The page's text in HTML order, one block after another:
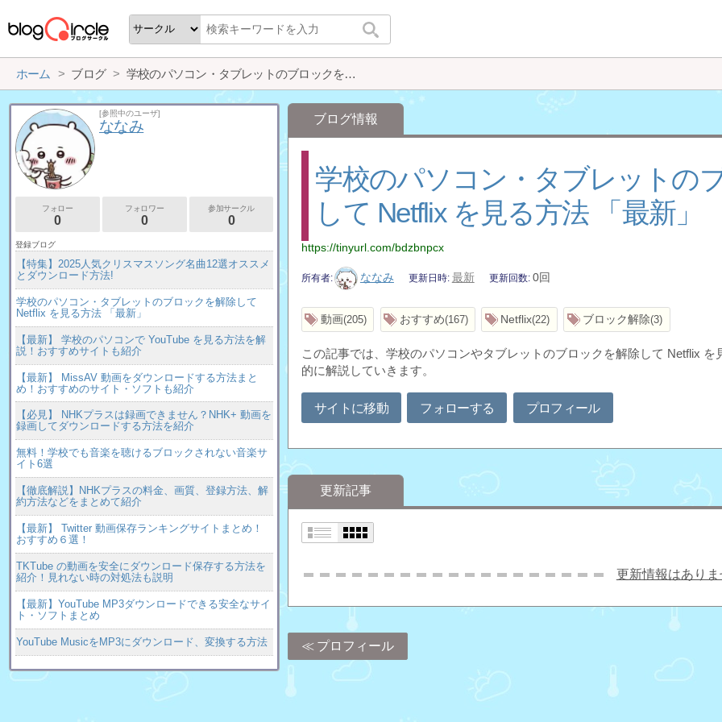
ホーム ブログ 学校のパソコン・タブレットのブロックを解除して Netflix を見る方法 「最新」
ブログ情報
学校のパソコン・タブレットの
して Netflix を見る方法 「最新」
https://tinyurl.com/bdzbnpcx
所有者 ななみ 更新日時 最新 更新回数 0回
動画 205 おすすめ 167 Netflix 22 ブロック解除 3
この記事では、学校のパソコンやタブレットのブロックを解除して Netflix
的に解説していきます。
サイトに移動 フォローする プロフィール
更新記事
更新情報はあり
プロフィール
[参照中のユーザ]
ななみ
フォロー
0
フォロワー
0
参加サークル
0
登録ブログ
【特集】2025人気クリスマスソング名曲12選オススメ
とダウンロード方法!
学校のパソコン・タブレットのブロックを解除して
Netflix を見る方法 「最新」
【最新】 学校のパソコンで YouTube を見る方法を解
説！おすすめサイトも紹介
【最新】 MissAV 動画をダウンロードする方法まと
め！おすすめのサイト・ソフトも紹介
【必見】 NHKプラスは録画できません？NHK+ 動画を
録画してダウンロードする方法を紹介
無料！学校でも音楽を聴けるブロックされない音楽サ
イト6選
【徹底解説】NHKプラスの料金、画質、登録方法、解
約方法などをまとめて紹介
【最新】 Twitter 動画保存ランキングサイトまとめ！
おすすめ６選！
TKTube の動画を安全にダウンロード保存する方法を
紹介！見れない時の対処法も説明
【最新】YouTube MP3ダウンロードできる安全なサイ
ト・ソフトまとめ
YouTube MusicをMP3にダウンロード、変換する方法